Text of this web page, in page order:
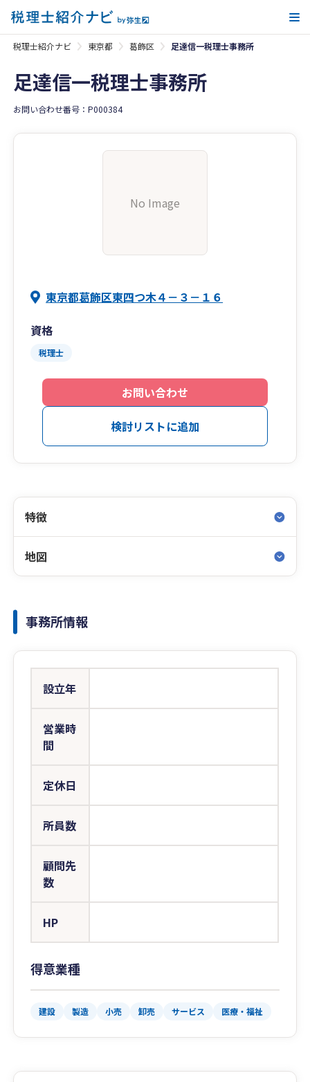
税理士紹介ナビ 東京都 葛飾区 足達信一税理士事務所
足達信一税理士事務所
お問い合わせ番号：P000384
No Image
東京都葛飾区東四つ木４－３－１６
資格
税理士
お問い合わせ
検討リストに追加
特徴
地図
事務所情報
設立年
営業時
間
定休日
所員数
顧問先
数
HP
得意業種
建設 製造 小売 卸売 サービス 医療・福祉